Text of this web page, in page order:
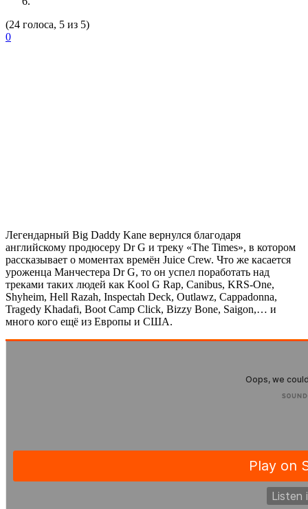
(24 голоса, 5 из 5)
0
Легендарный Big Daddy Kane вернулся благодаря
английскому продюсеру Dr G и треку «The Times», в котором
рассказывает о моментах времён Juice Crew. Что же касается
уроженца Манчестера Dr G, то он успел поработать над
треками таких людей как Kool G Rap, Canibus, KRS-One,
Shyheim, Hell Razah, Inspectah Deck, Outlawz, Cappadonna,
Tragedy Khadafi, Boot Camp Click, Bizzy Bone, Saigon,… и
много кого ещё из Европы и США.